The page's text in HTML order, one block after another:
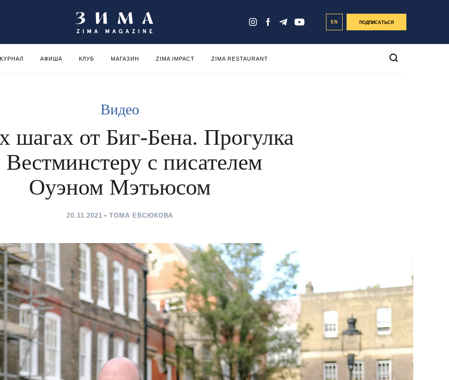
EN ПОДПИСАТЬСЯ
АФИША КЛУБ МАГАЗИН ZIMA IMPACT ZIMA RESTAURANT
Видео
шагах от Биг-Бена. Прогулка
с писателем
Оуэном Мэтьюсом
20.11.2021 ТОМА ЕВСЮКОВА